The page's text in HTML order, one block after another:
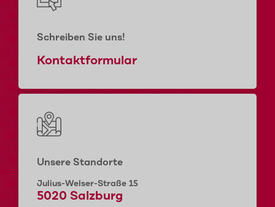
Schreiben Sie uns!
Kontaktformular
Unsere Standorte
Julius-Welser-Straße 15
5020 Salzburg